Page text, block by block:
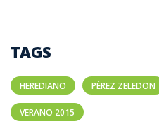
TAGS
HEREDIANO PÉREZ ZELEDON
VERANO 2015